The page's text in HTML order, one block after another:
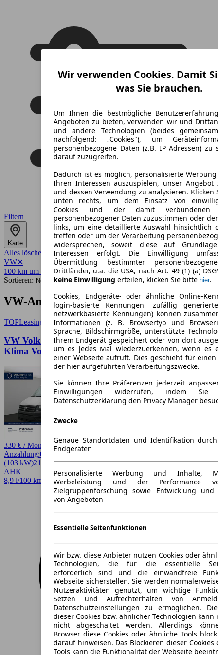
Wir verwenden Cookies. Damit
was Sie brauchen.
Um Ihnen die bestmögliche
Angeboten zu bieten, verwenden wir und
und andere Technologien (beides
nachfolgend: „Cookies"), um
personenbezogene Daten (z.B. IP Adressen) zu
darauf zuzugreifen.
Dadurch ist es möglich, personalisierte
Ihren Interessen auszuspielen, unser Angebot
und dessen Verwendung zu analysieren. Klicken
unten rechts, um dem Einsatz von
Cookies und der damit verbundenen
personenbezogener Daten zuzustimmen oder
links, um eine detaillierte Auswahl hinsichtlich
treffen oder um der Verarbeitung
widersprechen, soweit diese auf
Interessen erfolgt. Die Einwilligung
Übermittlung bestimmter
Drittländer, u.a. die USA, nach Art. 49 (1) (a)
keine Einwilligung erteilen, klicken Sie bitte hier.
Cookies, Endgeräte- oder ähnliche Online-
login-basierte Kennungen, zufällig
netzwerkbasierte Kennungen) können
Informationen (z. B. Browsertyp und
Sprache, Bildschirmgröße, unterstützte
Ihrem Endgerät gespeichert oder von dort
um es jedes Mal wiederzuerkennen, wenn es
einer Webseite aufruft. Dies geschieht für
der hier aufgeführten Verarbeitungszwecke.
Sie können Ihre Präferenzen jederzeit
Einwilligungen widerrufen, indem
Datenschutzerklärung den Privacy Manager
Zwecke
Genaue Standortdaten und Identifikation
Endgeräten
Personalisierte Werbung und Inhalte,
Werbeleistung und der Performance
Zielgruppenforschung sowie Entwicklung und
von Angeboten
Essentielle Seitenfunktionen
Wir bzw. diese Anbieter nutzen Cookies oder
Technologien, die für die essentielle
erforderlich sind und die einwandfreie
Webseite sicherstellen. Sie werden
Nutzeraktivitäten genutzt, um wichtige
Setzen und Aufrechterhalten von
Datenschutzeinstellungen zu ermöglichen.
dieser Cookies bzw. ähnlicher Technologien kann
nicht abgeschaltet werden. Allerdings
Browser diese Cookies oder ähnliche Tools
darauf hinweisen. Das Blockieren dieser
Tools kann die Funktionalität der Webseite
Filtern
Karte
Alles löschen
VW✕
100 km um 68309✕
Sortieren:
VW-Angebote in Mannheim
TOPLeasing
VW Volkswagen Crafter Kasten Mittel Kamera
Klima Vorb AHK ZV
330 € / Monat
Anzahlung:0,00 €Laufzeit:24 Monate
(103 kW)21.315 kmEZ 09/2025Schaltgetriebe4 Türen
AHK
8,9 l/100 km (komb.)* · 233 g/km CO2* · CO2-Klasse G